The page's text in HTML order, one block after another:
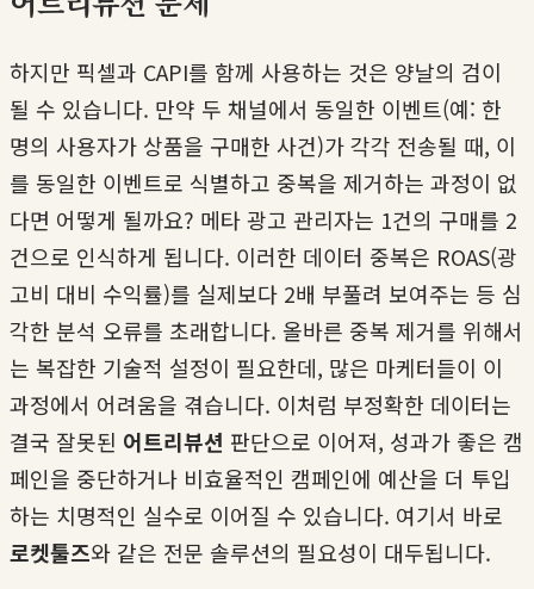
하지만 픽셀과 CAPI를 함께 사용하는 것은 양날의 검이
될 수 있습니다. 만약 두 채널에서 동일한 이벤트(예: 한
명의 사용자가 상품을 구매한 사건)가 각각 전송될 때, 이
를 동일한 이벤트로 식별하고 중복을 제거하는 과정이 없
다면 어떻게 될까요? 메타 광고 관리자는 1건의 구매를 2
건으로 인식하게 됩니다. 이러한 데이터 중복은 ROAS(광
고비 대비 수익률)를 실제보다 2배 부풀려 보여주는 등 심
각한 분석 오류를 초래합니다. 올바른 중복 제거를 위해서
는 복잡한 기술적 설정이 필요한데, 많은 마케터들이 이
과정에서 어려움을 겪습니다. 이처럼 부정확한 데이터는
결국 잘못된 어트리뷰션 판단으로 이어져, 성과가 좋은 캠
페인을 중단하거나 비효율적인 캠페인에 예산을 더 투입
하는 치명적인 실수로 이어질 수 있습니다. 여기서 바로
로켓툴즈와 같은 전문 솔루션의 필요성이 대두됩니다.